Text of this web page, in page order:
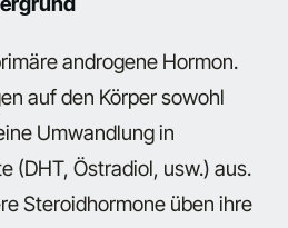
androgene Hormon.
auf den Körper sowohl
Umwandlung in
(DHT, Östradiol, usw.) aus.
Steroidhormone üben ihre